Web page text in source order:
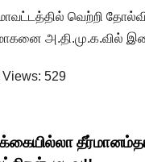
மாவட்டத்தில் வெற்றி
அ.தி.மு.க.வில்
Views: 529